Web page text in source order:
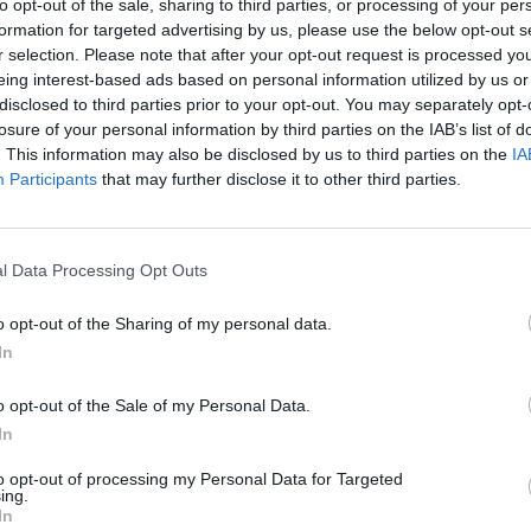
opt-out of the sale, sharing to third parties, or processing of your
for targeted advertising by us, please use the below opt-out
selection. Please note that after your opt-out request is processed
interest-based ads based on personal information utilized by us
to third parties prior to your opt-out. You may separately
of your personal information by third parties on the IAB’s list of
This information may also be disclosed by us to third parties on the
Participants that may further disclose it to other third parties.
Data Processing Opt Outs
opt-out of the Sharing of my personal data.
opt-out of the Sale of my Personal Data.
opt-out of processing my Personal Data for Targeted
στις ελληνικές συνοριακές θέσεις.
κάποιες εστίες φωτιάς στην άλλη
και προσπάθειες φθοράς στον φράχτη
μπροστά σ’ αυτόν.